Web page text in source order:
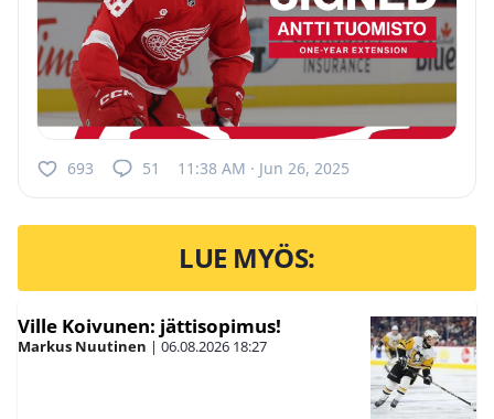
693 51 11:38 AM · Jun 26, 2025
LUE MYÖS:
Ville Koivunen: jättisopimus!
Markus Nuutinen | 06.08.2026 18:27